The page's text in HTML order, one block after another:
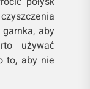
aby
używać
to, aby nie